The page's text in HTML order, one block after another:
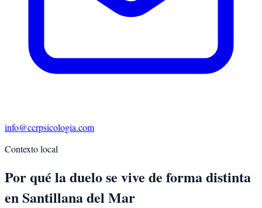
info@ccrpsicologia.com
Contexto local
Por qué la duelo se vive de forma distinta
en Santillana del Mar